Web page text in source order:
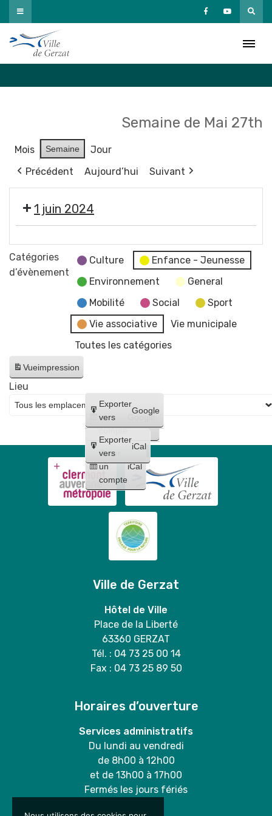
Passer
au
contenu
Semaine de Mai 27th
Mois Semaine
Jour
Précédent
Aujourd’hui Suivant
1 juin 2024
vide-
dressing
Catégories
d’évènement
Culture
Enfance - Jeunesse
Environnement
General
Mobilité
Social
Sport
Vie associative
Vie municipale
Toutes les catégories
Vueimpression
Créer
un
compte
Google
Créer
un
compte
iCal
Exporter
vers
Google
Exporter
vers
iCal
Lieu
Ville de Gerzat
Hôtel de Ville
Place de la Liberté
63360 GERZAT
Tél. : 04 73 25 00 14
Fax : 04 73 25 89 50
Horaires d’ouverture
Services administratifs
Du lundi au vendredi
de 8h00 à 12h00
et de 13h00 à 17h00
Fermés les jours fériés